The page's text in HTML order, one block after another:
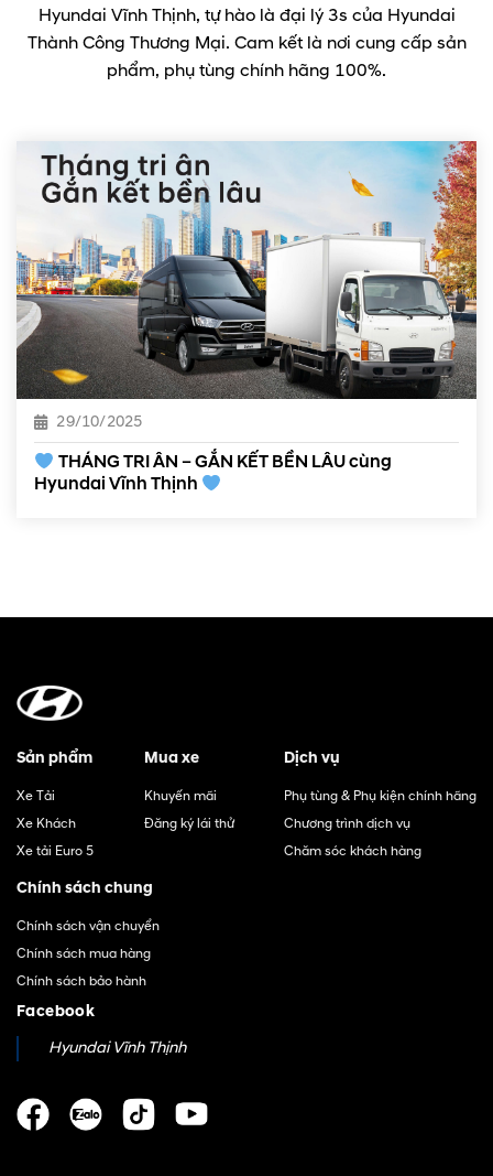
Hyundai Vĩnh Thịnh, tự hào là đại lý 3s của Hyundai
Thành Công Thương Mại. Cam kết là nơi cung cấp sản
phẩm, phụ tùng chính hãng 100%.
THÁNG TRI ÂN – GẮN KẾT BỀN LÂU cùng
Hyundai Vĩnh Thịnh
29/10/2025
Sản phẩm
Xe Tải
Xe Khách
Xe tải Euro 5
Mua xe
Khuyến mãi
Đăng ký lái thử
Dịch vụ
Phụ tùng & Phụ kiện chính hãng
Chương trình dịch vụ
Chăm sóc khách hàng
Chính sách chung
Chính sách vận chuyển
Chính sách mua hàng
Chính sách bảo hành
Facebook
Hyundai Vĩnh Thịnh